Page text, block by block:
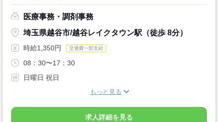
医療事務・調剤事務
埼玉県越谷市/越谷レイクタウン駅（徒歩 8分）
時給1,350円 交通費一部支給
08：30〜17：30
日曜日 祝日
もっと見る
求人詳細を見る